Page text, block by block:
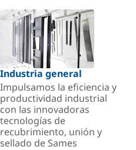
Industria general
Impulsamos la eficiencia y
productividad industrial
con las innovadoras
tecnologías de
recubrimiento, unión y
sellado de Sames